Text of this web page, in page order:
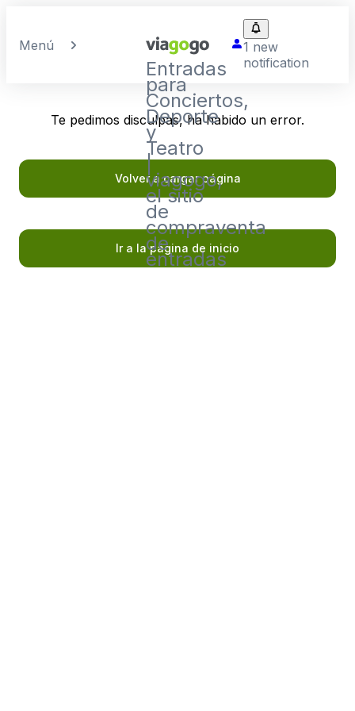
Menú
Entradas
para
Conciertos,
Deporte
y
Teatro
|
viagogo,
el sitio
de
compraventa
de
entradas
1 new
notification
Te pedimos disculpas, ha habido un error.
Volver a cargar página
Ir a la página de inicio